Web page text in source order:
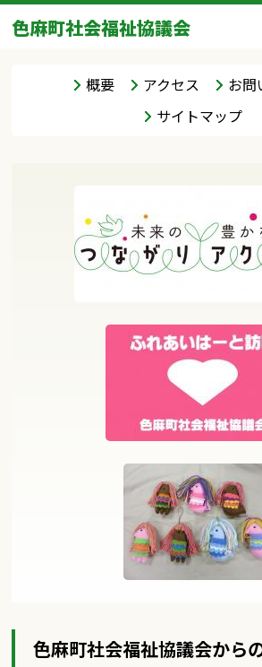
色麻町社会福祉協議会
概要 アクセス
お問
サイトマップ
色麻町社会福祉協議会から